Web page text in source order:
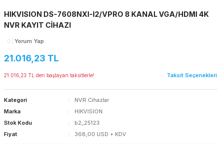
HIKVISION DS-7608NXI-I2/VPRO 8 KANAL VGA/HDMI 4K
NVR KAYIT CİHAZI
0 Yorum Yap
21.016,23 TL
21.016,23 TL den başlayan taksitlerle! Taksit Seçenekleri
Kategori
NVR Cihazlar
Marka
HIKVISION
Stok Kodu
b2_25123
Fiyat
368,00 USD + KDV